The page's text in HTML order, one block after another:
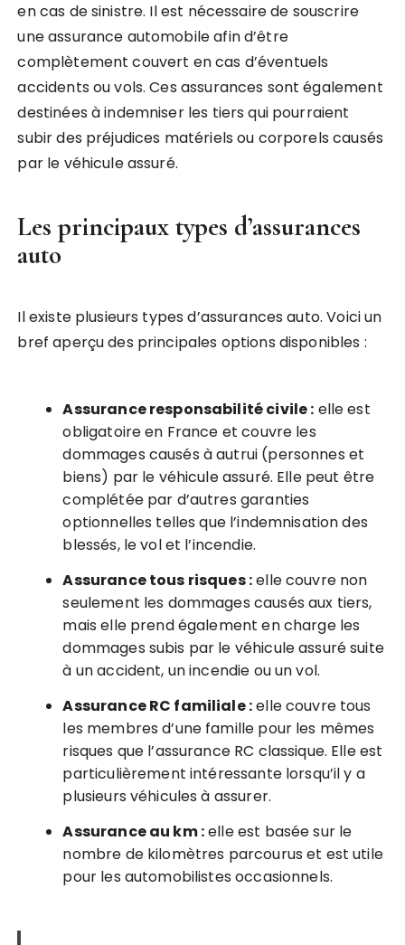
en cas de sinistre. Il est nécessaire de souscrire
une assurance automobile afin d’être
complètement couvert en cas d’éventuels
accidents ou vols. Ces assurances sont également
destinées à indemniser les tiers qui pourraient
subir des préjudices matériels ou corporels causés
par le véhicule assuré.
Les principaux types d’assurances
auto
Il existe plusieurs types d’assurances auto. Voici un
bref aperçu des principales options disponibles :
Assurance responsabilité civile : elle est
obligatoire en France et couvre les
dommages causés à autrui (personnes et
biens) par le véhicule assuré. Elle peut être
complétée par d’autres garanties
optionnelles telles que l’indemnisation des
blessés, le vol et l’incendie.
Assurance tous risques :elle couvre non
seulement les dommages causés aux tiers,
mais elle prend également en charge les
dommages subis par le véhicule assuré suite
à un accident, un incendie ou un vol.
Assurance RC familiale :elle couvre tous
les membres d’une famille pour les mêmes
risques que l’assurance RC classique. Elle est
particulièrement intéressante lorsqu’il y a
plusieurs véhicules à assurer.
Assurance au km :elle est basée sur le
nombre de kilomètres parcourus et est utile
pour les automobilistes occasionnels.